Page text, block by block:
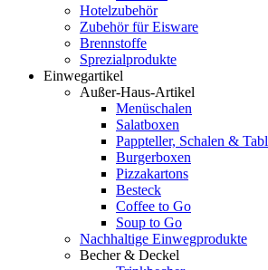
Hotelzubehör
Zubehör für Eisware
Brennstoffe
Sprezialprodukte
Einwegartikel
Außer-Haus-Artikel
Menüschalen
Salatboxen
Pappteller, Schalen &
Burgerboxen
Pizzakartons
Besteck
Coffee to Go
Soup to Go
Nachhaltige Einwegprodukte
Becher & Deckel